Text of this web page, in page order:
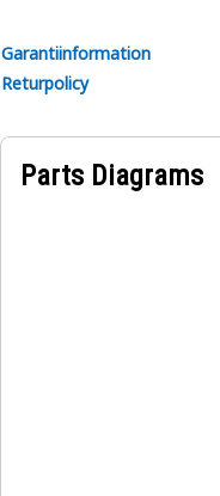
Garantiinformation
Returpolicy
Parts Diagrams